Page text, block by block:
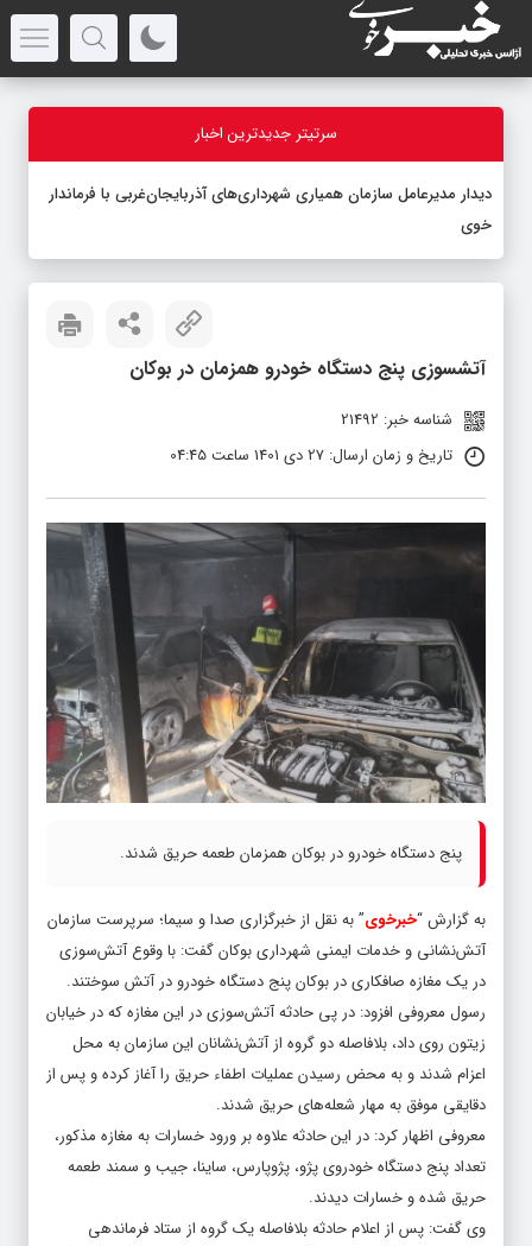
سرتیتر جدیدترین اخبار
دیدار مدیرعامل سازمان همیاری شهرداری‌های آذربایجان‌غربی با فرماندار
خوی
آتشسوزی پنج دستگاه خودرو همزمان در بوکان
شناسه خبر: 21492
تاریخ و زمان ارسال: 27 دی 1401 ساعت 04:45
پنج دستگاه خودرو در بوکان همزمان طعمه حریق شدند.
به گزارش “خبرخوی” به نقل از خبرگزاری صدا و سیما؛ سرپرست سازمان
آتش‌نشانی و خدمات ایمنی شهرداری بوکان گفت: با وقوع آتش‌سوزی
در یک مغازه صافکاری در بوکان پنج دستگاه خودرو در آتش سوختند.
رسول معروفی افزود: در پی حادثه آتش‌سوزی در این مغازه که در خیابان
زیتون روی داد، بلافاصله دو گروه از آتش‌نشانان این سازمان به محل
اعزام شدند و به محض رسیدن عملیات اطفاء حریق را آغاز کرده و پس از
دقایقی موفق به مهار شعله‌های حریق شدند.
معروفی اظهار کرد: در این حادثه علاوه بر ورود خسارات به مغازه مذکور،
تعداد پنج دستگاه خودروی پژو، پژوپارس، ساینا، جیب و سمند طعمه
حریق شده و خسارات دیدند.
وی گفت: پس از اعلام حادثه بلافاصله یک گروه از ستاد فرماندهی